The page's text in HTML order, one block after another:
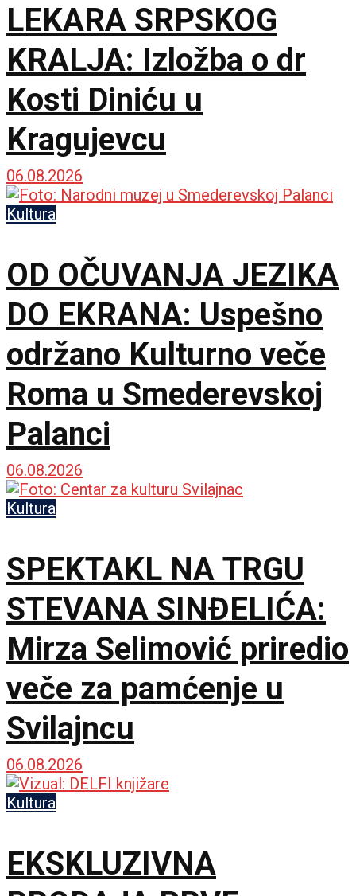
LEKARA SRPSKOG
KRALJA: Izložba o dr
Kosti Diniću u
Kragujevcu
06.08.2026
Kultura
OD OČUVANJA JEZIKA
DO EKRANA: Uspešno
održano Kulturno veče
Roma u Smederevskoj
Palanci
06.08.2026
Kultura
SPEKTAKL NA TRGU
STEVANA SINĐELIĆA:
Mirza Selimović priredio
veče za pamćenje u
Svilajncu
06.08.2026
Kultura
EKSKLUZIVNA